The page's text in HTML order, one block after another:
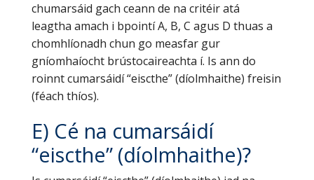
chumarsáid gach ceann de na critéir atá
leagtha amach i bpointí A, B, C agus D thuas a
chomhlíonadh chun go measfar gur
gníomhaíocht brústocaireachta í. Is ann do
roinnt cumarsáidí “eiscthe” (díolmhaithe) freisin
(féach thíos).
E) Cé na cumarsáidí
“eiscthe” (díolmhaithe)?